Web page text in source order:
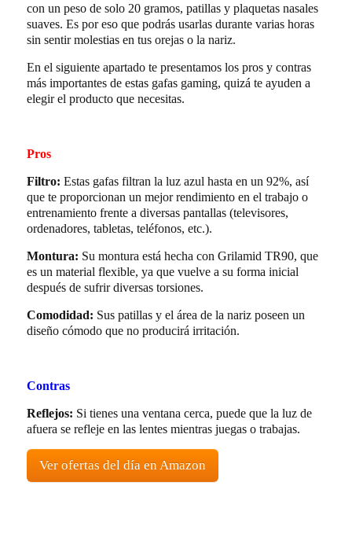
con un peso de solo 20 gramos, patillas y plaquetas nasales
suaves. Es por eso que podrás usarlas durante varias horas
sin sentir molestias en tus orejas o la nariz.
En el siguiente apartado te presentamos los pros y contras
más importantes de estas gafas gaming, quizá te ayuden a
elegir el producto que necesitas.
Pros
Filtro: Estas gafas filtran la luz azul hasta en un 92%, así
que te proporcionan un mejor rendimiento en el trabajo o
entrenamiento frente a diversas pantallas (televisores,
ordenadores, tabletas, teléfonos, etc.).
Montura: Su montura está hecha con Grilamid TR90, que
es un material flexible, ya que vuelve a su forma inicial
después de sufrir diversas torsiones.
Comodidad: Sus patillas y el área de la nariz poseen un
diseño cómodo que no producirá irritación.
Contras
Reflejos: Si tienes una ventana cerca, puede que la luz de
afuera se refleje en las lentes mientras juegas o trabajas.
Ver ofertas del día en Amazon